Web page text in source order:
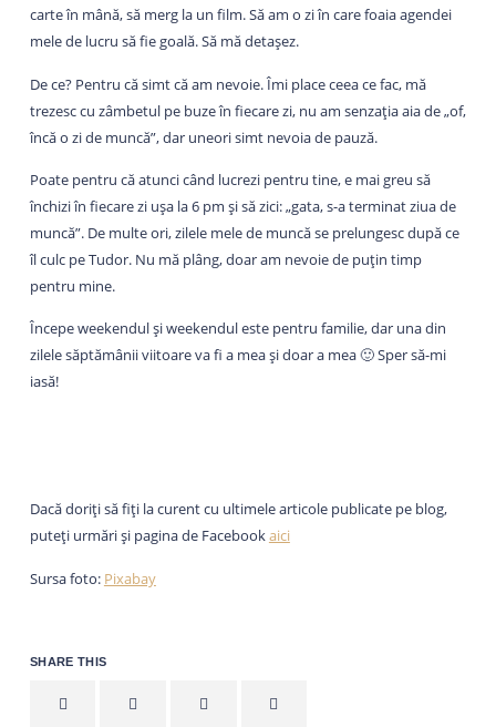
carte în mână, să merg la un film. Să am o zi în care foaia agendei
mele de lucru să fie goală. Să mă detașez.
De ce? Pentru că simt că am nevoie. Îmi place ceea ce fac, mă
trezesc cu zâmbetul pe buze în fiecare zi, nu am senzația aia de „of,
încă o zi de muncă”, dar uneori simt nevoia de pauză.
Poate pentru că atunci când lucrezi pentru tine, e mai greu să
închizi în fiecare zi ușa la 6 pm și să zici: „gata, s-a terminat ziua de
muncă”. De multe ori, zilele mele de muncă se prelungesc după ce
îl culc pe Tudor. Nu mă plâng, doar am nevoie de puțin timp
pentru mine.
Începe weekendul și weekendul este pentru familie, dar una din
zilele săptămânii viitoare va fi a mea și doar a mea 🙂 Sper să-mi
iasă!
Dacă doriți să fiți la curent cu ultimele articole publicate pe blog,
puteți urmări și pagina de Facebookaici
Sursa foto: Pixabay
SHARE THIS